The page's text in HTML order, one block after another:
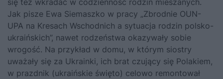
Jak pisze Ewa Siemaszko w pracy „Zbrodnie OUN-
UPA na Kresach Wschodnich a sytuacja rodzin polsko-
ukraińskich”, nawet rodzeństwa okazywały sobie
wrogość. Na przykład w domu, w którym siostry
uważały się za Ukrainki, ich brat czujący się Polakiem,
w prazdnik (ukraińskie święto) celowo remontował